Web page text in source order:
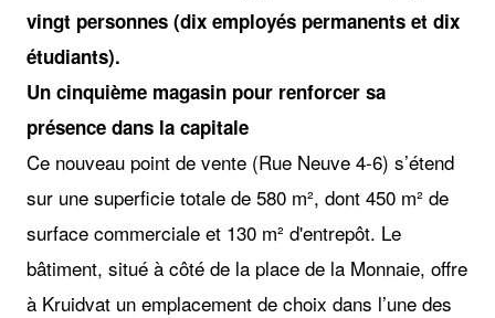
vingt personnes (dix employés permanents et dix
étudiants).
Un cinquième magasin pour renforcer sa
présence dans la capitale
Ce nouveau point de vente (Rue Neuve 4-6) s’étend
sur une superficie totale de 580 m², dont 450 m² de
surface commerciale et 130 m² d'entrepôt. Le
bâtiment, situé à côté de la place de la Monnaie, offre
à Kruidvat un emplacement de choix dans l’une des